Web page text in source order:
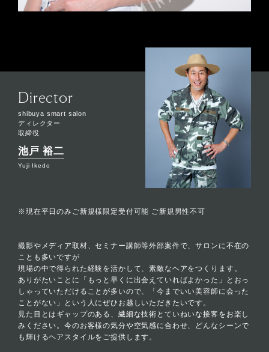
Director
shibuya smart salon
ディレクター
取締役
池戸 裕二
Yuji Ikedo
※現在平日のみご新規様限定受付可能 ご新規男性不可
撮影やメディア取材、セミナー講師等外部案件で、サロンに不在の
ことも多いですが
現場の中で得られた経験を活かして、素敵なヘアをつくります。
ありがたいことに「もっと早くに出会えていればよかった」とおっ
しゃっていただけることが多いので、「今までいい美容師に会った
ことがない」という人にぜひお越しいただきたいです。
見た目とはギャップのある、繊細な技術とていねいな接客をお楽し
みください。今のお客様の気分や空気感に合わせ、どんなシーンで
も輝けるヘアスタイルをご提供します。